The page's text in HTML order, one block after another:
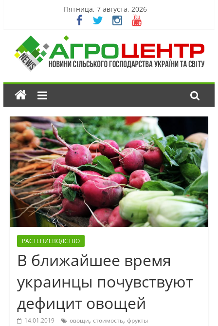
Пятница, 7 августа, 2026
РАСТЕНИЕВОДСТВО
В ближайшее время
украинцы почувствуют
дефицит овощей
14.01.2019 овощи, стоимость, фрукты